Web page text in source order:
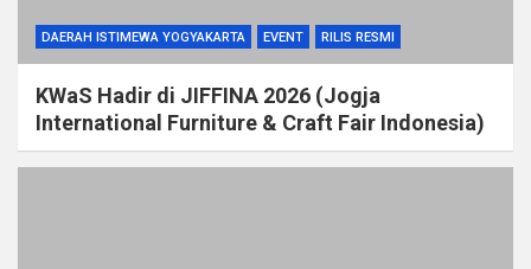
DAERAH ISTIMEWA YOGYAKARTA EVENT RILIS RESMI
KWaS Hadir di JIFFINA 2026 (Jogja
International Furniture & Craft Fair Indonesia)